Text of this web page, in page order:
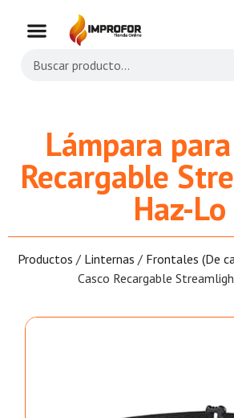
Lámpara
Recargable
Haz-Lo
Productos / Linternas / Frontales (De
Casco Recargable